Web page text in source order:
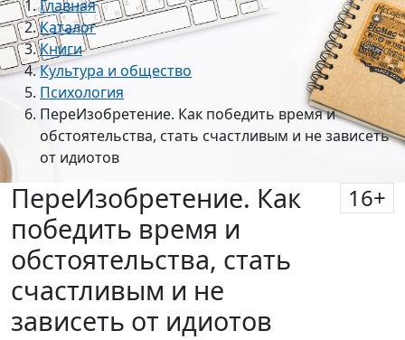
Главная
Каталог
Книги
Культура и общество
Психология
ПереИзобретение. Как победить время и
обстоятельства, стать счастливым и не зависеть
от идиотов
ПереИзобретение. Как
победить время и
обстоятельства, стать
счастливым и не
зависеть от идиотов
16+